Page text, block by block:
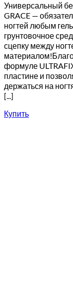
Универсальный
GRACE —
ногтей любым
грунтовочное
сцепку между
формуле
пластине и
держаться на
[...]
Купить